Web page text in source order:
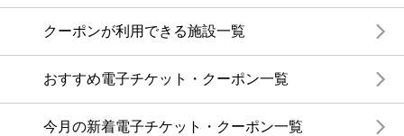
クーポンが利用できる施設一覧
おすすめ電子チケット・クーポン一覧
今月の新着電子チケット・クーポン一覧